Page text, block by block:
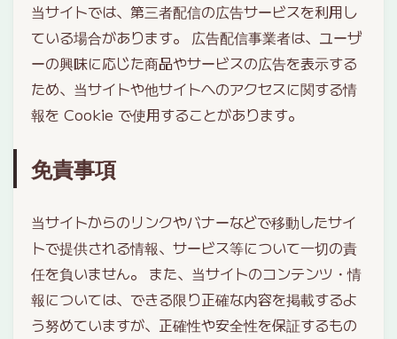
当サイトでは、第三者配信の広告サービスを利用し
ている場合があります。 広告配信事業者は、ユーザ
ーの興味に応じた商品やサービスの広告を表示する
ため、当サイトや他サイトへのアクセスに関する情
報を Cookie で使用することがあります。
免責事項
当サイトからのリンクやバナーなどで移動したサイ
トで提供される情報、サービス等について一切の責
任を負いません。 また、当サイトのコンテンツ・情
報については、できる限り正確な内容を掲載するよ
う努めていますが、正確性や安全性を保証するもの